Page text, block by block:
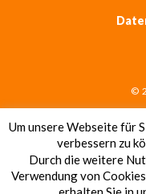
©
Um unsere Webseite für
verbessern zu
Durch die weitere
Verwendung von